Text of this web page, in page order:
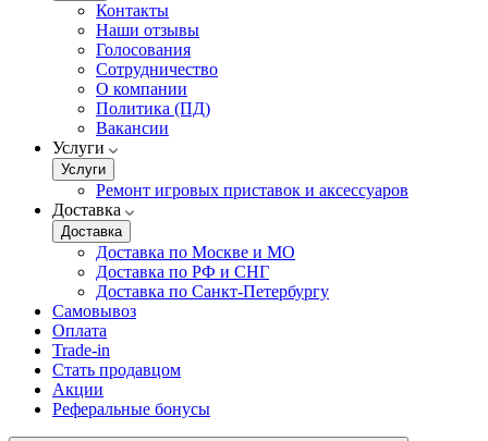
Контакты
Наши отзывы
Голосования
Сотрудничество
О компании
Политика (ПД)
Вакансии
Услуги
Услуги
Ремонт игровых приставок и аксессуаров
Доставка
Доставка
Доставка по Москве и МО
Доставка по РФ и СНГ
Доставка по Санкт-Петербургу
Самовывоз
Оплата
Trade-in
Стать продавцом
Акции
Реферальные бонусы